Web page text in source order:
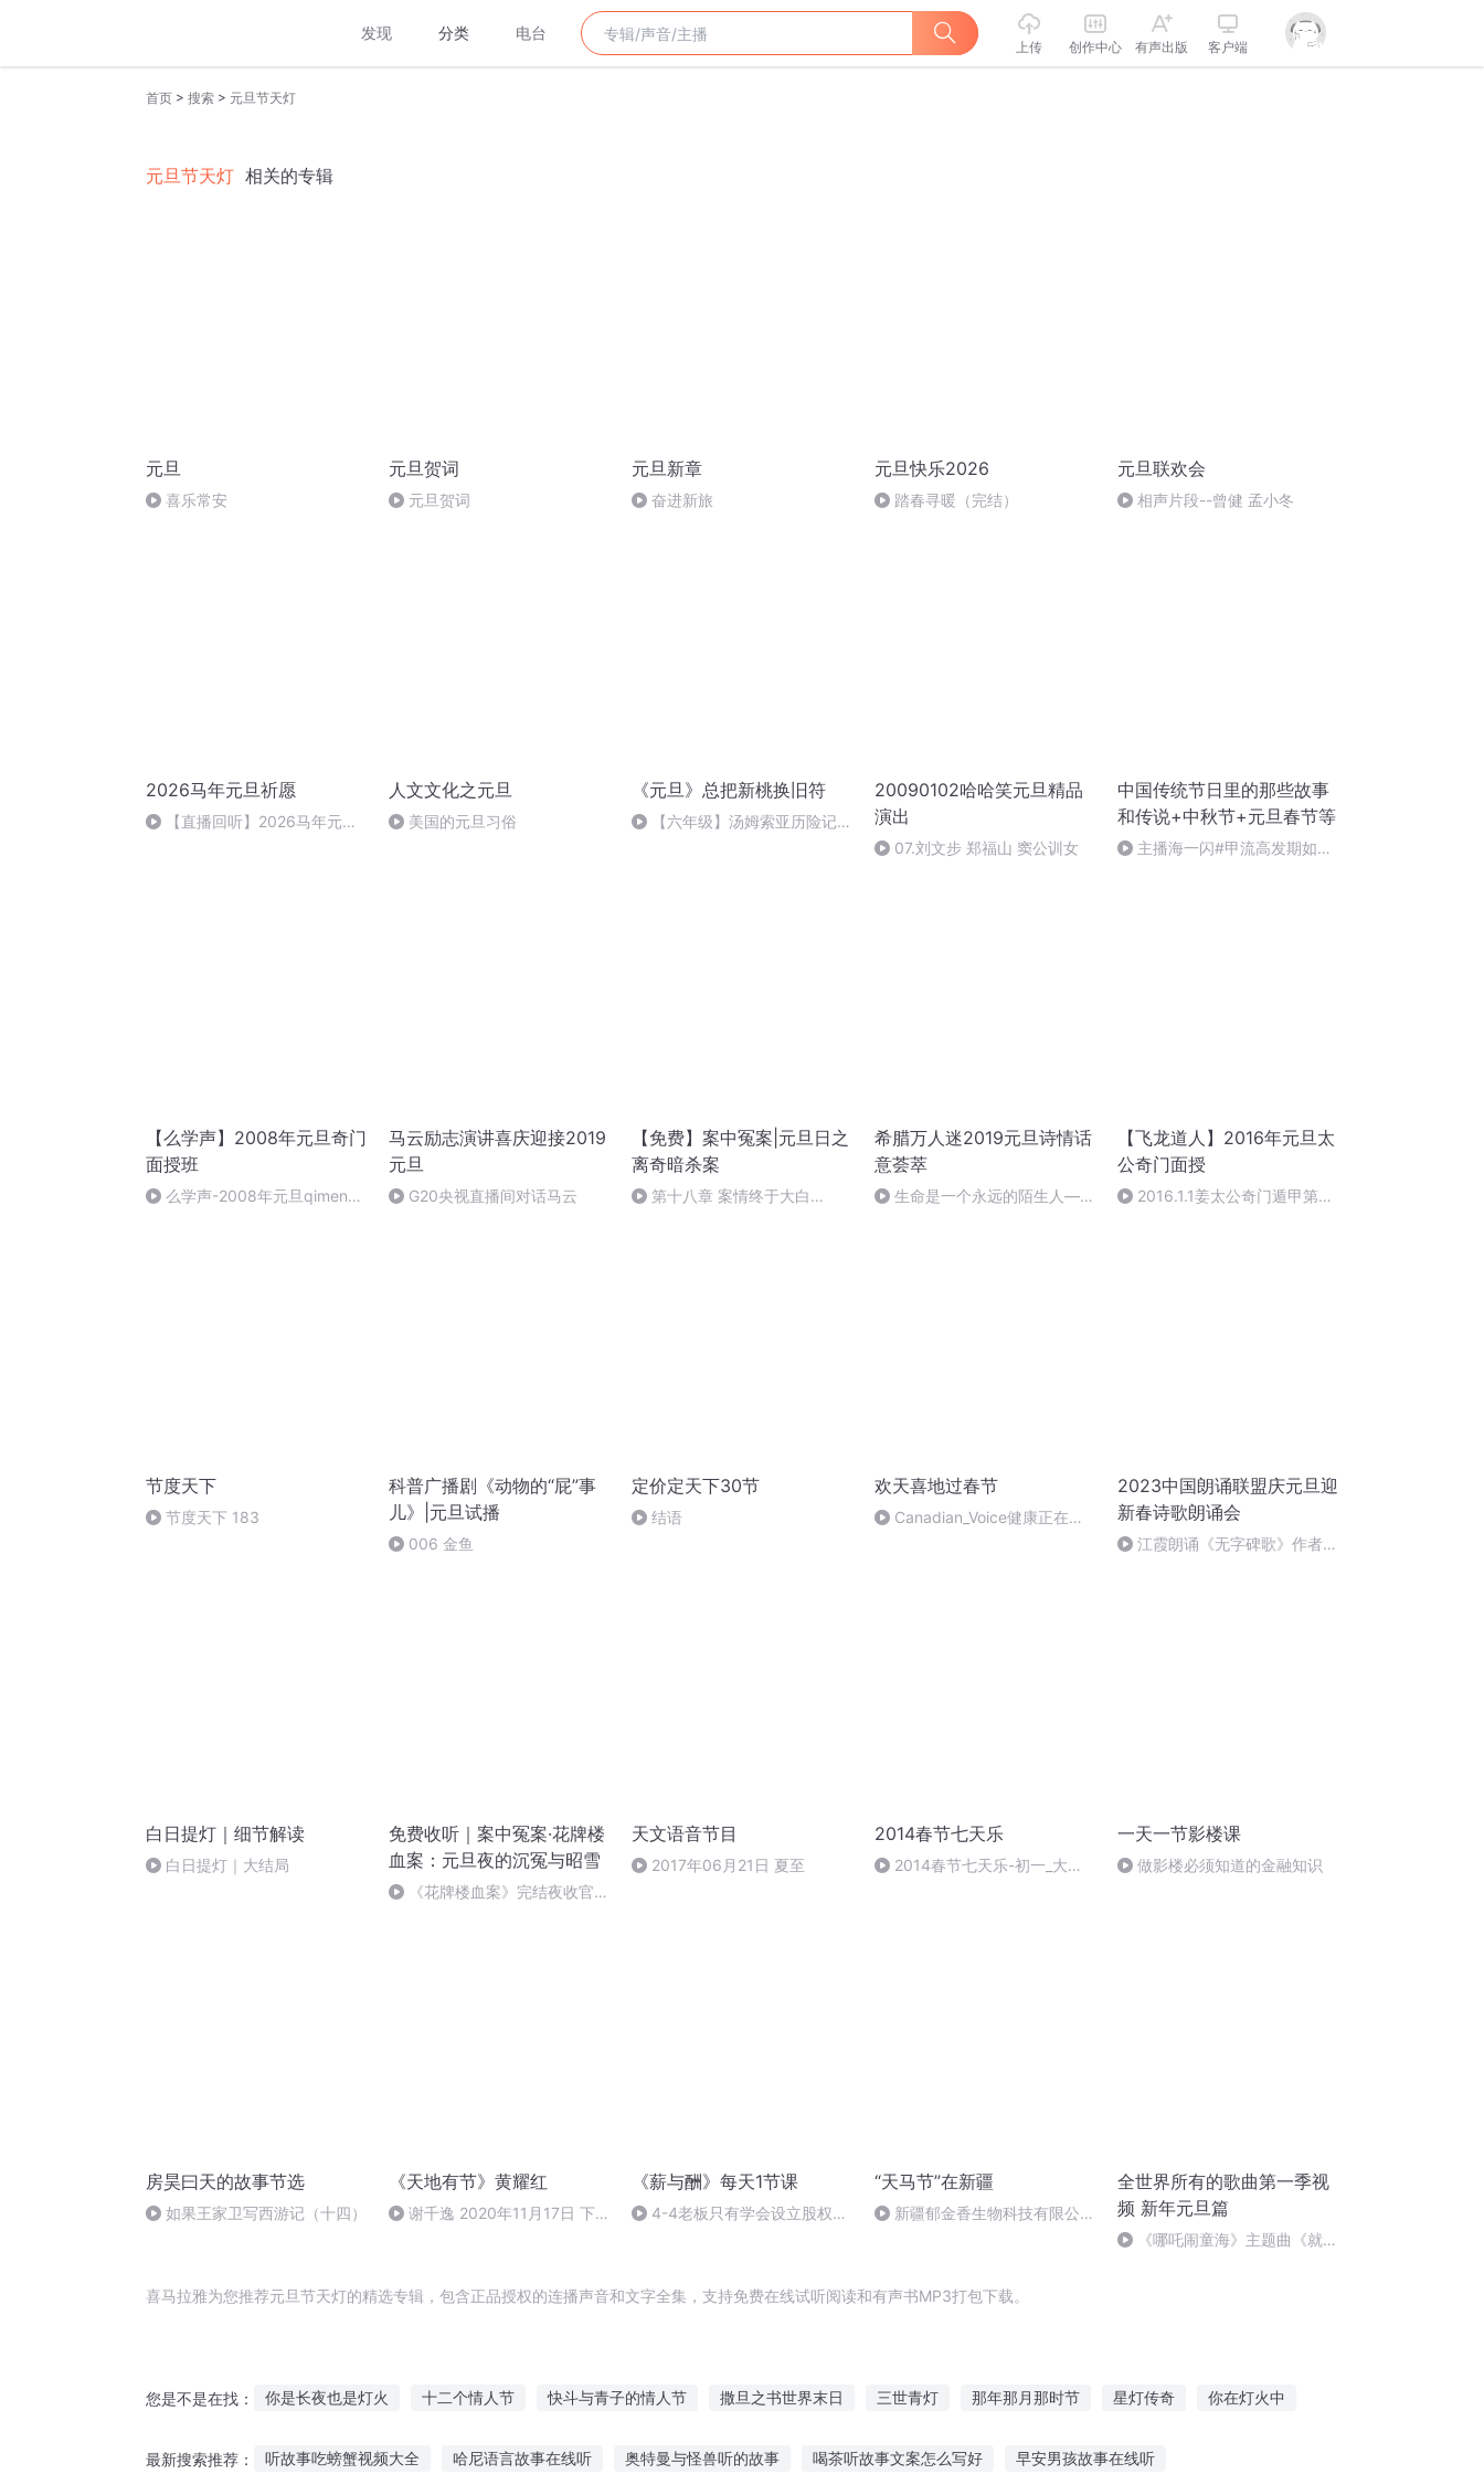
发现 分类 电台
上传 创作中心 有声出版 客户端
首页 > 搜索 > 元旦节天灯
元旦节天灯 相关的专辑
元旦
喜乐常安
元旦贺词
元旦贺词
元旦新章
奋进新旅
元旦快乐2026
踏春寻暖（完结）
元旦联欢会
相声片段--曾健 孟小冬
2026马年元旦祈愿
【直播回听】2026马年元旦
人文文化之元旦
美国的元旦习俗
《元旦》总把新桃换旧符
【六年级】汤姆索亚历险记
20090102哈哈笑元旦精品
演出
07.刘文步 郑福山 窦公训女
中国传统节日里的那些故事
和传说+中秋节+元旦春节等
主播海一闪#甲流高发期如何
【么学声】2008年元旦奇门
面授班
么学声-2008年元旦qimen面
马云励志演讲喜庆迎接2019
元旦
G20央视直播间对话马云
【免费】案中冤案|元旦日之
离奇暗杀案
第十八章 案情终于大白
希腊万人迷2019元旦诗情话
意荟萃
生命是一个永远的陌生人——
【飞龙道人】2016年元旦太
公奇门面授
2016.1.1姜太公奇门遁甲第一
节度天下
节度天下 183
科普广播剧《动物的“屁”事
儿》|元旦试播
006 金鱼
定价定天下30节
结语
欢天喜地过春节
Canadian_Voice健康正在直
2023中国朗诵联盟庆元旦迎
新春诗歌朗诵会
江霞朗诵《无字碑歌》作者：
白日提灯｜细节解读
白日提灯｜大结局
免费收听｜案中冤案·花牌楼
血案：元旦夜的沉冤与昭雪
《花牌楼血案》完结夜收官，
天文语音节目
2017年06月21日 夏至
2014春节七天乐
2014春节七天乐-初一_大拜
一天一节影楼课
做影楼必须知道的金融知识
房昊曰天的故事节选
如果王家卫写西游记（十四）
《天地有节》黄耀红
谢千逸 2020年11月17日 下
《薪与酬》每天1节课
4-4老板只有学会设立股权机
“天马节”在新疆
新疆郁金香生物科技有限公司
全世界所有的歌曲第一季视
频 新年元旦篇
《哪吒闹童海》主题曲《就是
喜马拉雅为您推荐元旦节天灯的精选专辑，包含正品授权的连播声音和文字全集，支持免费在线试听阅读和有声书MP3打包下载。
您是不是在找： 你是长夜也是灯火 十二个情人节 快斗与青子的情人节 撒旦之书世界末日 三世青灯 那年那月那时节 星灯传奇 你在灯火中
最新搜索推荐： 听故事吃螃蟹视频大全 哈尼语言故事在线听 奥特曼与怪兽听的故事 喝茶听故事文案怎么写好 早安男孩故事在线听